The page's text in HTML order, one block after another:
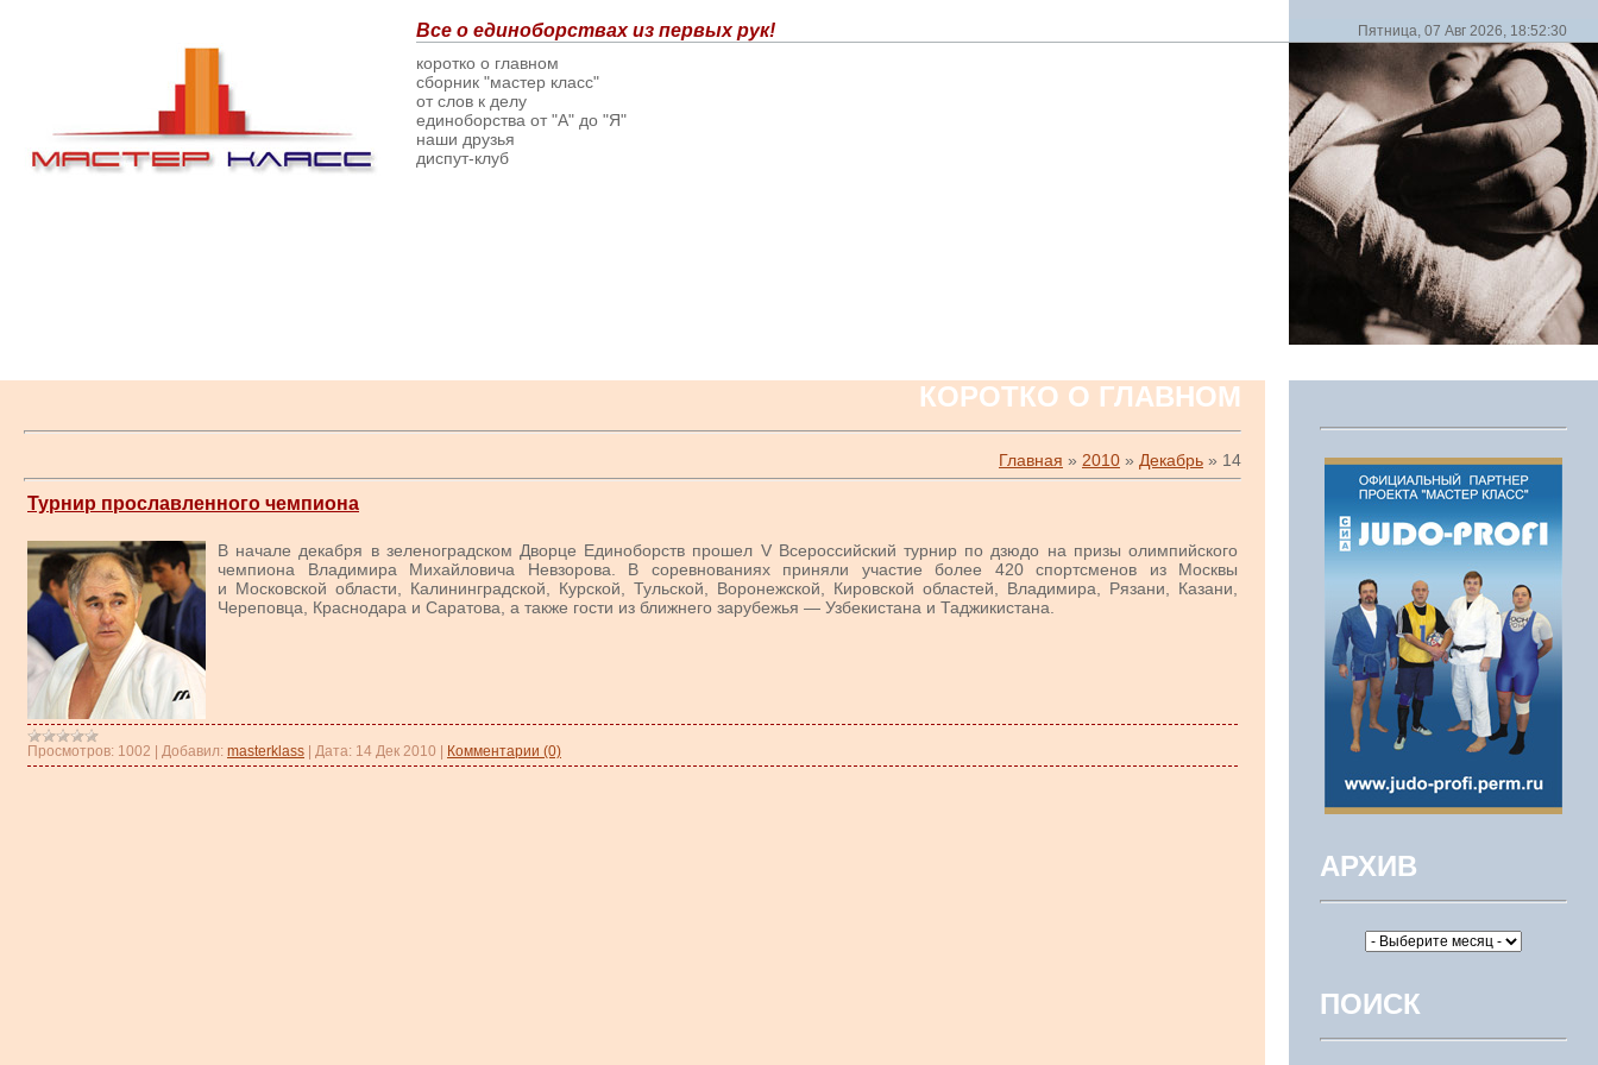
Все о единоборствах из первых рук! Пятница, 07 Авг 2026, 18:52:30
коротко о главном
сборник "мастер класс"
от слов к делу
единоборства от "А" до "Я"
наши друзья
диспут-клуб
КОРОТКО О ГЛАВНОМ
Главная » 2010 » Декабрь » 14
Турнир прославленного чемпиона
В начале декабря в зеленоградском Дворце Единоборств прошел V Всероссийский турнир по дзюдо на призы олимпийского
чемпиона Владимира Михайловича Невзорова. В соревнованиях приняли участие более 420 спортсменов из Москвы
и Московской области, Калининградской, Курской, Тульской, Воронежской, Кировской областей, Владимира, Рязани, Казани,
Череповца, Краснодара и Саратова, а также гости из ближнего зарубежья — Узбекистана и Таджикистана.
Просмотров: 1002 Добавил: masterklass Дата: 14 Дек 2010 Комментарии (0)
АРХИВ
ПОИСК